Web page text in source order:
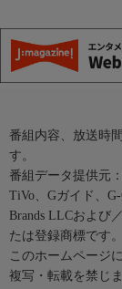
番組内容、放送時
す。
番組データ提供元
TiVo、Gガイド、
Brands LLCおよび
たは登録商標です。
このホームページ
複写・転載を禁じま